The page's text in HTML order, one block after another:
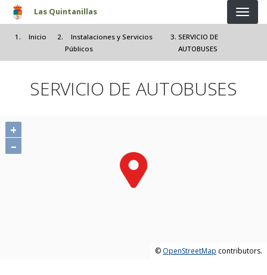
Pasar al contenido principal
Las Quintanillas
Inicio
Instalaciones y Servicios
Públicos
SERVICIO DE
AUTOBUSES
SERVICIO DE AUTOBUSES
+
–
© OpenStreetMap contributors.